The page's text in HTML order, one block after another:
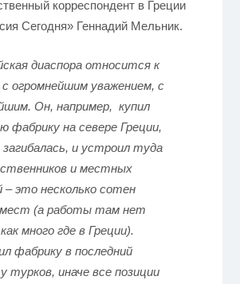
корреспондент в Греции
Сегодня» Геннадий Мельник.
диаспора относится к
огромнейшим уважением, с
Он, например, купил
фабрику на севере Греции,
и устроил туда
и местных
это несколько сотен
мест (а работы там нет
много где в Греции).
фабрику в последний
турков, иначе все позиции